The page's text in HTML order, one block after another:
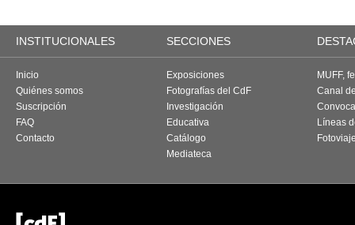
INSTITUCIONALES SECCIONES
Inicio
Quiénes somos
Suscripción
FAQ
Contacto
Exposiciones
Fotografías del CdF
Investigación
Educativa
Catálogo
Mediateca
MUFF,
Canal
Líneas